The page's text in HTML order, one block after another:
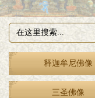
释迦牟尼佛像
三圣佛像